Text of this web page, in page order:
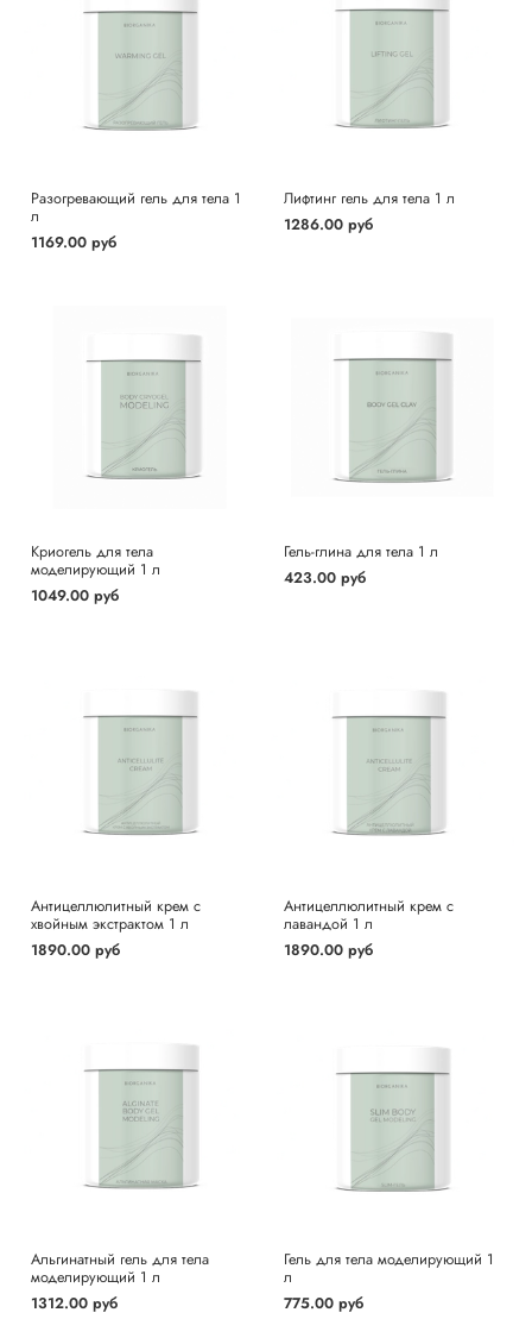
Разогревающий гель для тела 1
л
1169.00 руб
Лифтинг гель для тела 1 л
1286.00 руб
Криогель для тела
моделирующий 1 л
1049.00 руб
Гель-глина для тела 1 л
423.00 руб
Антицеллюлитный крем с
хвойным экстрактом 1 л
1890.00 руб
Антицеллюлитный крем с
лавандой 1 л
1890.00 руб
Альгинатный гель для тела
моделирующий 1 л
1312.00 руб
Гель для тела моделирующий 1
л
775.00 руб